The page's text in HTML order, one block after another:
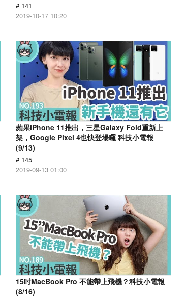
# 141
2019-10-17 10:20
蘋果iPhone 11推出，三星Galaxy Fold重新上
架，Google Pixel 4也快登場囉 科技小電報
(9/13)
# 145
2019-09-13 01:00
15吋MacBook Pro 不能帶上飛機？科技小電報
(8/16)